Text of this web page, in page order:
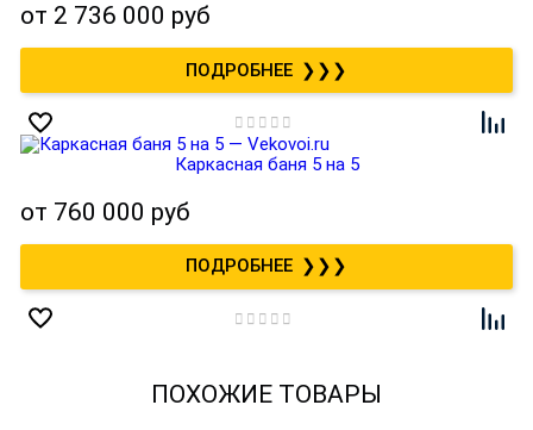
от 2 736 000 руб
❯❯❯
Каркасная баня 5 на 5
от 760 000 руб
❯❯❯
ПОХОЖИЕ ТОВАРЫ